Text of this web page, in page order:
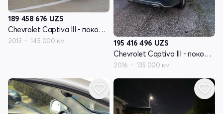
189 458 676 UZS
Chevrolet Captiva III - поколение
2013 145 000 км 195 416 496 UZS
Chevrolet Captiva III - поколение
2016 135 000 км